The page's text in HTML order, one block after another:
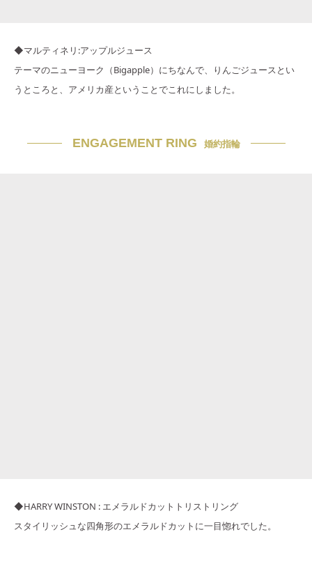
◆マルティネリ:アップルジュース
テーマのニューヨーク（Bigapple）にちなんで、りんごジュースとい
うところと、アメリカ産ということでこれにしました。
ENGAGEMENT RING 婚約指輪
◆HARRY WINSTON : エメラルドカットトリストリング
スタイリッシュな四角形のエメラルドカットに一目惚れでした。